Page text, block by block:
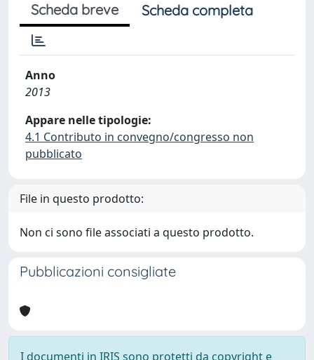
Scheda breve Scheda completa
Anno
2013
Appare nelle tipologie:
4.1 Contributo in convegno/congresso non
pubblicato
File in questo prodotto:
Non ci sono file associati a questo prodotto.
Pubblicazioni consigliate
I documenti in IRIS sono protetti da copyright e